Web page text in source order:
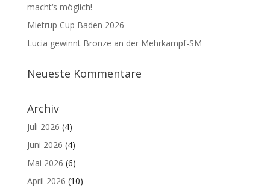
macht‘s möglich!
Mietrup Cup Baden 2026
Lucia gewinnt Bronze an der Mehrkampf-SM
Neueste Kommentare
Archiv
Juli 2026 (4)
Juni 2026 (4)
Mai 2026 (6)
April 2026 (10)